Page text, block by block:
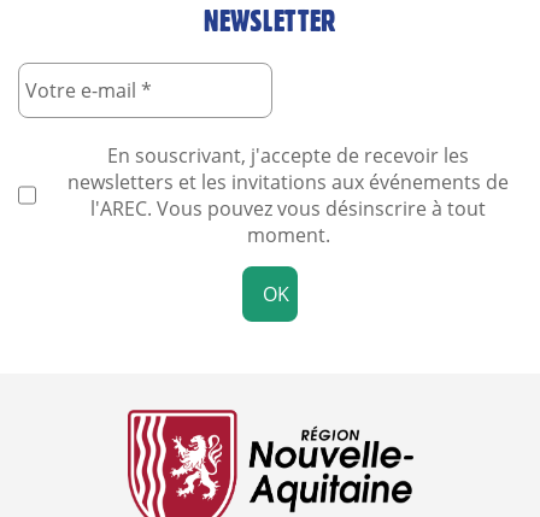
NEWSLETTER
En souscrivant, j'accepte de recevoir les
newsletters et les invitations aux événements de
l'AREC. Vous pouvez vous désinscrire à tout
moment.